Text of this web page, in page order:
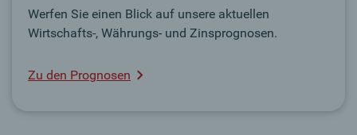
Werfen Sie einen Blick auf unsere aktuellen
Wirtschafts-, Währungs- und Zinsprognosen.
Zu den Prognosen